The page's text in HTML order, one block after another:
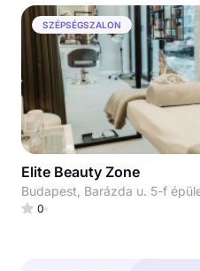
SZÉPSÉGSZALON
Elite Beauty Zone
Budapest, Barázda u. 5-f
0